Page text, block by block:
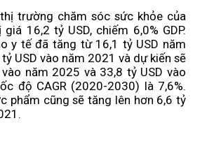
trường chăm sóc sức khỏe của
16,2 tỷ USD, chiếm 6,0% GDP.
y tế đã tăng từ 16,1 tỷ USD năm
USD vào năm 2021 và dự kiến ​​sẽ
năm 2025 và 33,8 tỷ USD vào
độ CAGR (2020-2030) là 7,6%.
phẩm cũng sẽ tăng lên hơn 6,6 tỷ